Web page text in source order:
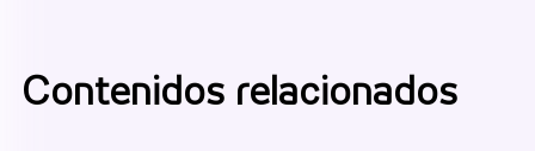
Contenidos relacionados